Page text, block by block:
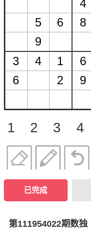
1 2 3 4
已完成
第111954022期数独